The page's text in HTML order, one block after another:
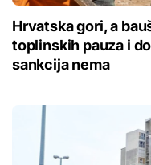
Hrvatska gori, a
toplinskih pauza i
sankcija nema